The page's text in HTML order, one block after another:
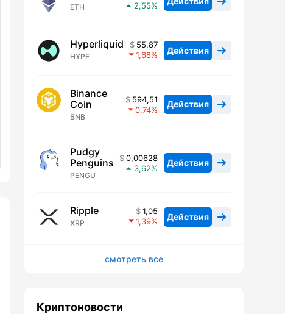
ETH
2,55
Hyperliquid
HYPE
55,87
1,68
Действия
Binance
Coin
BNB
594,51
0,74
Действия
Pudgy
Penguins
PENGU
0,00628
3,62
Действия
Ripple
XRP
1,05
1,39
Действия
смотреть все
Криптоновости